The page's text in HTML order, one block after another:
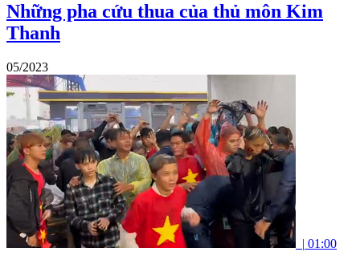
Những pha cứu thua của thủ môn Kim
Thanh
05/2023
| 01:00